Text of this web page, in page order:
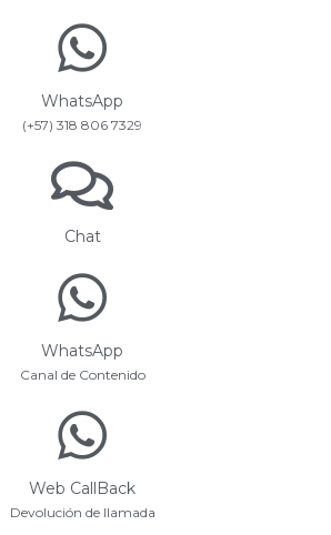
WhatsApp
(+57) 318 806 7329
Chat
WhatsApp
Canal de Contenido
Web CallBack
Devolución de llamada